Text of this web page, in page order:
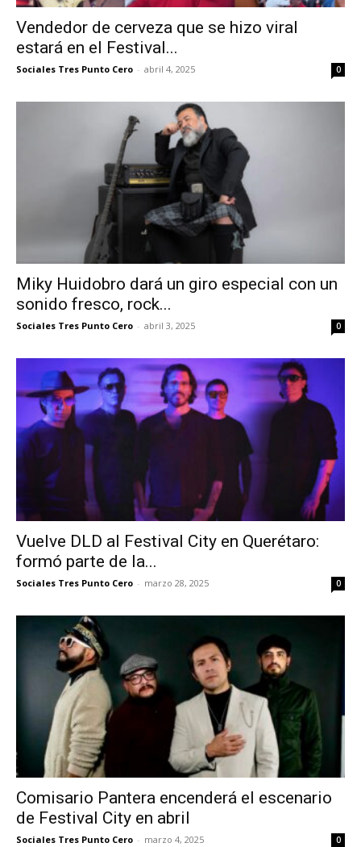
Vendedor de cerveza que se hizo viral
estará en el Festival...
Sociales Tres Punto Cero - abril 4, 2025 0
Miky Huidobro dará un giro especial con un
sonido fresco, rock...
Sociales Tres Punto Cero - abril 3, 2025 0
Vuelve DLD al Festival City en Querétaro:
formó parte de la...
Sociales Tres Punto Cero - marzo 28, 2025 0
Comisario Pantera encenderá el escenario
de Festival City en abril
Sociales Tres Punto Cero - marzo 4, 2025 0